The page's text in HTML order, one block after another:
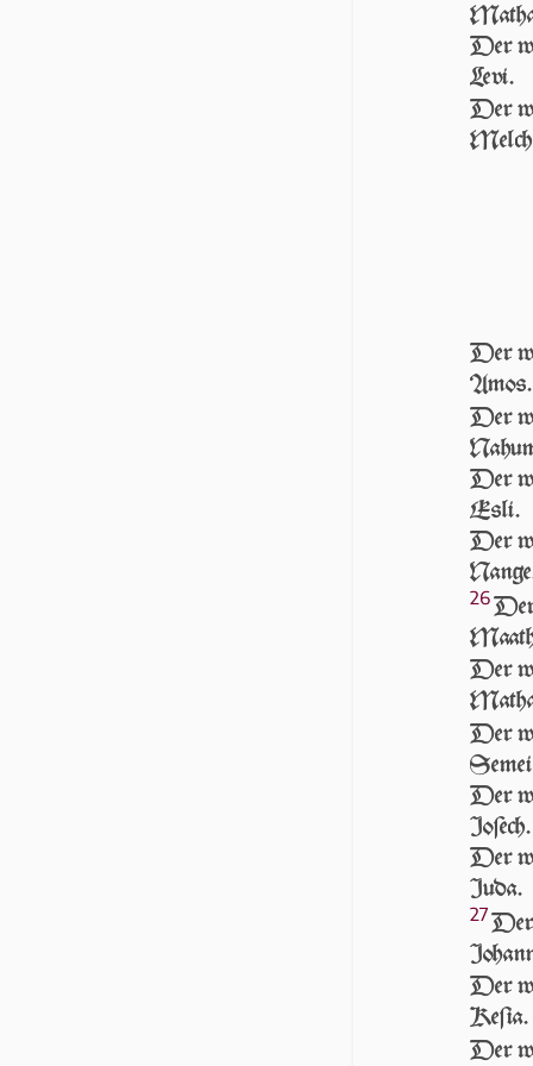
Der
Levi.
Der
Der
Amos.
Der
Der
Esli.
Der
26Der
Der
Der
Der
Joſech.
Der
Juda.
27Der
Der
Keſia.
Der